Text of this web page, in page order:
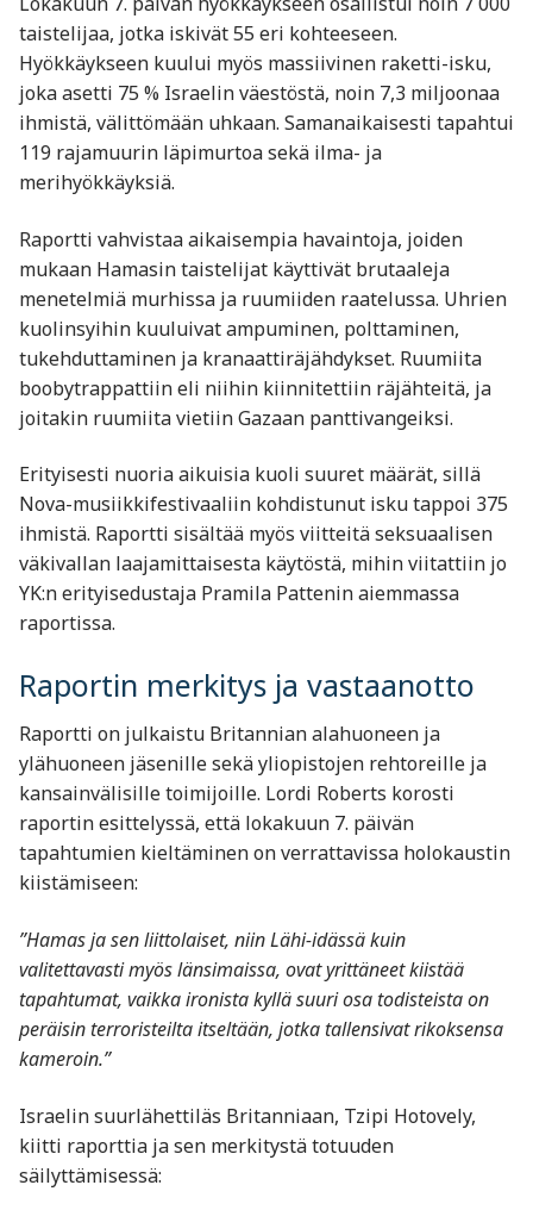
taistelijaa, jotka iskivät 55 eri kohteeseen.
Hyökkäykseen kuului myös massiivinen raketti-isku,
joka asetti 75 % Israelin väestöstä, noin 7,3 miljoonaa
ihmistä, välittömään uhkaan. Samanaikaisesti tapahtui
119 rajamuurin läpimurtoa sekä ilma- ja
merihyökkäyksiä.
Raportti vahvistaa aikaisempia havaintoja, joiden
mukaan Hamasin taistelijat käyttivät brutaaleja
menetelmiä murhissa ja ruumiiden raatelussa. Uhrien
kuolinsyihin kuuluivat ampuminen, polttaminen,
tukehduttaminen ja kranaattiräjähdykset. Ruumiita
boobytrappattiin eli niihin kiinnitettiin räjähteitä, ja
joitakin ruumiita vietiin Gazaan panttivangeiksi.
Erityisesti nuoria aikuisia kuoli suuret määrät, sillä
Nova-musiikkifestivaaliin kohdistunut isku tappoi 375
ihmistä. Raportti sisältää myös viitteitä seksuaalisen
väkivallan laajamittaisesta käytöstä, mihin viitattiin jo
YK:n erityisedustaja Pramila Pattenin aiemmassa
raportissa.
Raportin merkitys ja vastaanotto
Raportti on julkaistu Britannian alahuoneen ja
ylähuoneen jäsenille sekä yliopistojen rehtoreille ja
kansainvälisille toimijoille. Lordi Roberts korosti
raportin esittelyssä, että lokakuun 7. päivän
tapahtumien kieltäminen on verrattavissa holokaustin
kiistämiseen:
”Hamas ja sen liittolaiset, niin Lähi-idässä kuin
valitettavasti myös länsimaissa, ovat yrittäneet kiistää
tapahtumat, vaikka ironista kyllä suuri osa todisteista on
peräisin terroristeilta itseltään, jotka tallensivat rikoksensa
kameroin.”
Israelin suurlähettiläs Britanniaan, Tzipi Hotovely,
kiitti raporttia ja sen merkitystä totuuden
säilyttämisessä: